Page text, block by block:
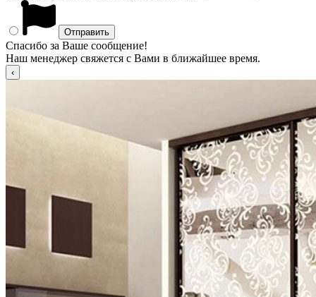
Спасибо за Ваше сообщение!
Наш менеджер свяжется с Вами в ближайшее время.